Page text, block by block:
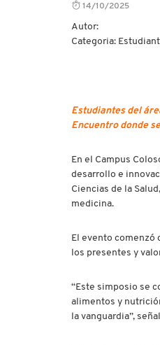
14/10/2025
Autor:
Categoria:
Estudiantes del
Encuentro donde
En el Campus
desarrollo e
Ciencias de la
medicina.
El evento comenzó
los presentes y
“Este simposio se
alimentos y
la vanguardia”,